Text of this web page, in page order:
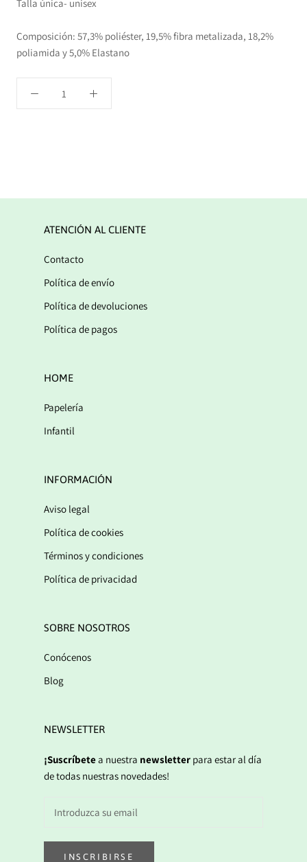
Talla única- unisex
Composición: 57,3% poliéster, 19,5% fibra metalizada, 18,2%
poliamida y 5,0% Elastano
ATENCIÓN AL CLIENTE
Contacto
Política de envío
Política de devoluciones
Política de pagos
HOME
Papelería
Infantil
INFORMACIÓN
Aviso legal
Política de cookies
Términos y condiciones
Política de privacidad
SOBRE NOSOTROS
Conócenos
Blog
NEWSLETTER
¡Suscríbetea nuestra newsletter para estar al día
de todas nuestras novedades!
INSCRIBIRSE